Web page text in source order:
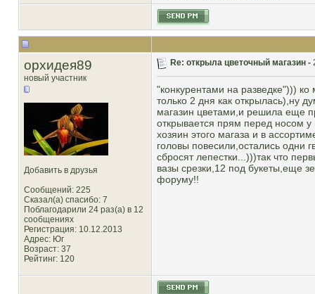
орхидея89
новый участник
Добавить в друзья
Сообщений: 225
Сказал(а) спасибо: 7
Поблагодарили 24 раз(а) в 12
сообщениях
Регистрация: 10.12.2013
Адрес: Юг
Возраст: 37
Рейтинг: 120
Re: открыла цветочный магазин -
"конкурентами на разведке")))
только 2 дня как открылась),ну
магазин цветами,и решила еще
открывается прям перед носом у
хозяин этого магаза и в
головы повесили,остались одни
сбросят лепестки...)))так что
вазы срезки,12 под букеты,еще
форуму!!